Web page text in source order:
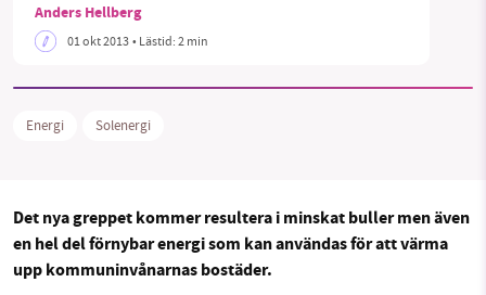
MILJÖFAKTA
Facebook Instagram BlueSky
Anders Hellberg
01 okt 2013• Lästid:2 min
Energi Solenergi
Det nya greppet kommer resultera i minskat buller men även
en hel del förnybar energi som kan användas för att värma
upp kommuninvånarnas bostäder.